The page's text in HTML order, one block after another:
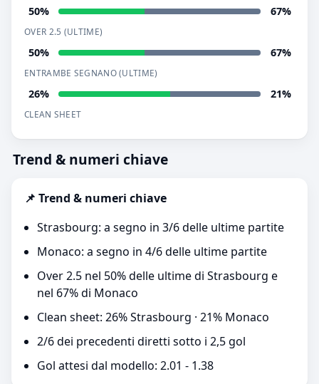
50% 67%
OVER 2.5 (ULTIME)
50% 67%
ENTRAMBE SEGNANO (ULTIME)
26% 21%
CLEAN SHEET
Trend & numeri chiave
📌 Trend & numeri chiave
Strasbourg: a segno in 3/6 delle ultime partite
Monaco: a segno in 4/6 delle ultime partite
Over 2.5 nel 50% delle ultime di Strasbourg e
nel 67% di Monaco
Clean sheet: 26% Strasbourg · 21% Monaco
2/6 dei precedenti diretti sotto i 2,5 gol
Gol attesi dal modello: 2.01 - 1.38